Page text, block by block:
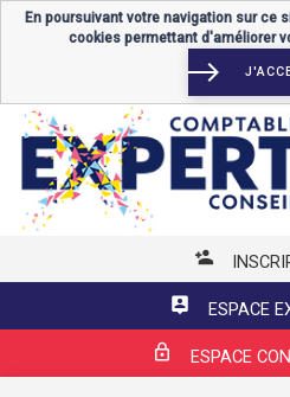
ESPACE
ESPACE
En poursuivant votre navigation sur ce
cookies permettant d'améliorer